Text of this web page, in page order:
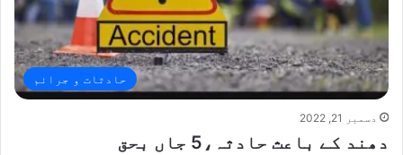
حادثات و جرائم
دسمبر 21, 2022
دھند کے باعث حادثہ،5 جاں بحق